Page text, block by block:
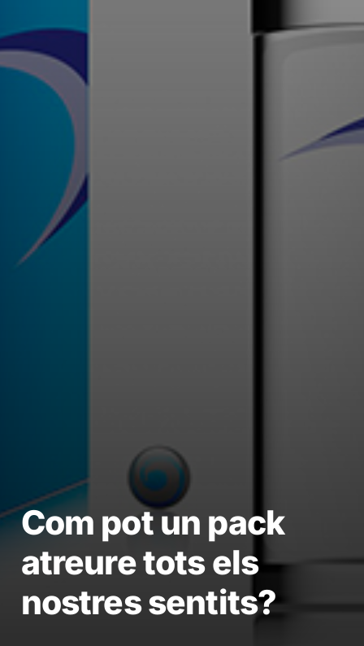
Com pot un pack
atreure tots els
nostres sentits?